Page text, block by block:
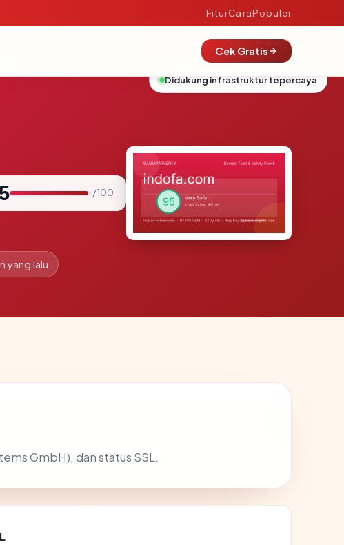
FiturCaraPopuler
Cek Gratis
/ 100
yang lalu
GmbH), dan status SSL.
Didukung infrastruktur tepercaya